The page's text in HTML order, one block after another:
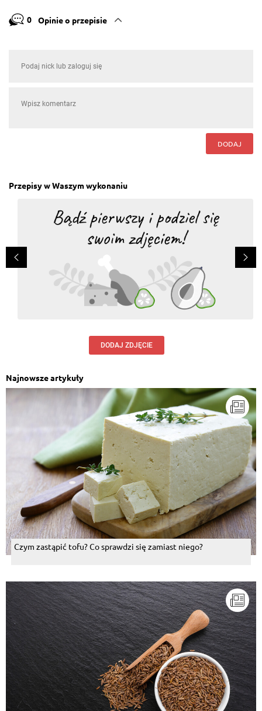
0 Opinie o przepisie
DODAJ
Przepisy w Waszym wykonaniu
DODAJ ZDJĘCIE
Najnowsze artykuły
Czym zastąpić tofu? Co sprawdzi się zamiast niego?